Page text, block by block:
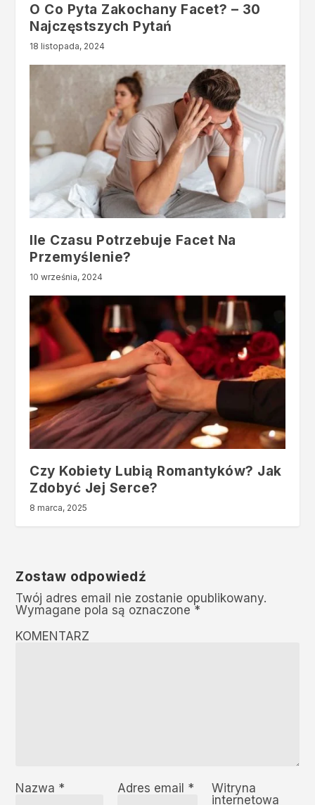
O Co Pyta Zakochany Facet? – 30
Najczęstszych Pytań
18 listopada, 2024
Ile Czasu Potrzebuje Facet Na
Przemyślenie?
10 września, 2024
Czy Kobiety Lubią Romantyków? Jak
Zdobyć Jej Serce?
8 marca, 2025
Zostaw odpowiedź
Twój adres email nie zostanie opublikowany.
Wymagane pola są oznaczone*
KOMENTARZ
Nazwa * Adres email *
Witryna
internetowa